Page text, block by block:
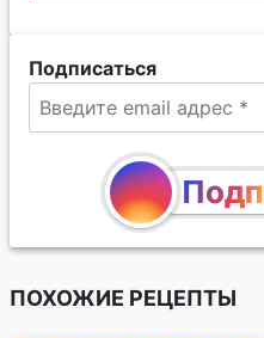
Подписаться
ПОХОЖИЕ РЕЦЕПТЫ